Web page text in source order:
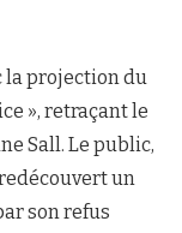
la projection du
», retraçant le
Sall. Le public,
un
son refus